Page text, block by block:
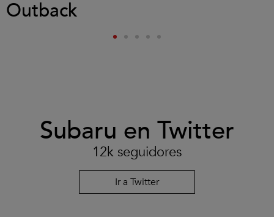
Outback
Subaru en Twitter
12k seguidores
Ir a Twitter